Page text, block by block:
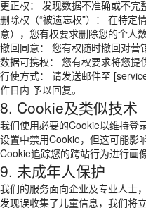
更正权： 发现数据不准确或不完
删除权（“被遗忘权”）： 在特定
意），您有权要求删除您的个人数
撤回同意： 您有权随时撤回对营
数据可携权： 您有权要求将您提
行使方式： 请发送邮件至
作日内 予以回复。
8. Cookie及类似技术
我们使用必要的Cookie以维持登
设置中禁用Cookie，但这可能影
Cookie追踪您的跨站行为进行画像
9. 未成年人保护
我们的服务面向企业及专业人士
发现误收集了儿童信息，我们将立